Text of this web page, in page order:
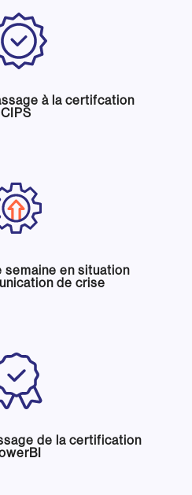
à la certifcation
CIPS
semaine en situation
de crise
de la certification